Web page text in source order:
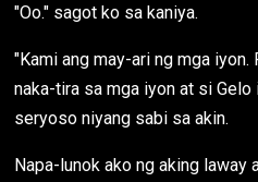
"Oo." sagot ko sa kaniya.
"Kami ang may-ari ng mga
naka-tira sa mga iyon at si Gelo
seryoso niyang sabi sa akin.
Napa-lunok ako ng aking laway